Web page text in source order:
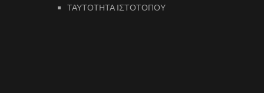
ΤΑΥΤΟΤΗΤΑ ΙΣΤΟΤΟΠΟΥ